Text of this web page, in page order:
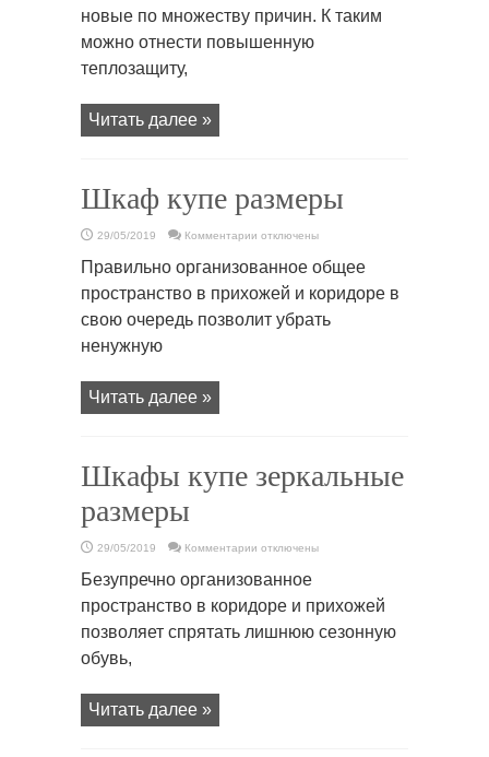
новые по множеству причин. К таким
можно отнести повышенную
теплозащиту,
Читать далее »
Шкаф купе размеры
29/05/2019 Комментарии
купе
отключены
Правильно организованное общее
пространство в прихожей и коридоре в
свою очередь позволит убрать
ненужную
Читать далее »
Шкафы купе зеркальные
размеры
29/05/2019 Комментарии
купе
размеры
отключены
Безупречно организованное
пространство в коридоре и прихожей
позволяет спрятать лишнюю сезонную
обувь,
Читать далее »